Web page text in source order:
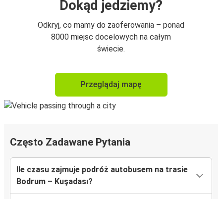
Dokąd jedziemy?
Odkryj, co mamy do zaoferowania – ponad
8000 miejsc docelowych na całym
świecie.
Przeglądaj mapę
Często Zadawane Pytania
Ile czasu zajmuje podróż autobusem na trasie
Bodrum – Kuşadası?